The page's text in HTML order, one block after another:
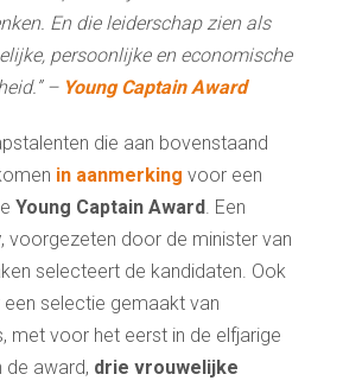
En die leiderschap zien als
persoonlijke en economische
– Young Captain Award
die aan bovenstaand
in aanmerking voor een
Young Captain Award. Een
, voorgezeten door de minister van
selecteert de kandidaten. Ook
een selectie gemaakt van
met voor het eerst in de elfjarige
de award, drie vrouwelijke